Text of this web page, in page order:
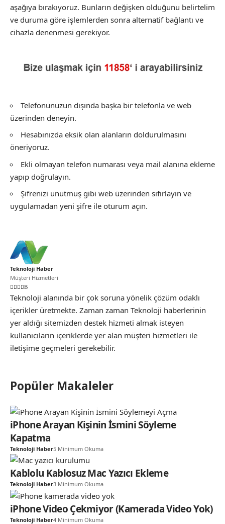
aşağıya bırakıyoruz. Bunların değişken olduğunu belirtelim
ve duruma göre işlemlerden sonra alternatif bağlantı ve
cihazla denenmesi gerekiyor.
Telefonunuzun dışında başka bir telefonla ve web
üzerinden deneyin.
Hesabınızda eksik olan alanların doldurulmasını
öneriyoruz.
Ekli olmayan telefon numarası veya mail alanına ekleme
yapıp doğrulayın.
Şifrenizi unutmuş gibi web üzerinden sıfırlayın ve
uygulamadan yeni şifre ile oturum açın.
Teknoloji Haber
Müşteri Hizmetleri
Teknoloji alanında bir çok soruna yönelik çözüm odaklı
içerikler üretmekte. Zaman zaman Teknoloji haberlerinin
yer aldığı sitemizden destek hizmeti almak isteyen
kullanıcıların içeriklerde yer alan müşteri hizmetleri ile
iletişime geçmeleri gerekebilir.
Popüler Makaleler
iPhone Arayan Kişinin İsmini Söyleme
Kapatma
Teknoloji Haber5 Minimum Okuma
Kablolu Kablosuz Mac Yazıcı Ekleme
Teknoloji Haber3 Minimum Okuma
iPhone Video Çekmiyor (Kamerada Video Yok)
Teknoloji Haber4 Minimum Okuma